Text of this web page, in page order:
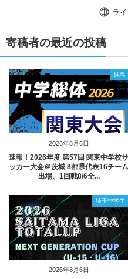
ラ
寄稿者の最近の投稿
2026年8月6日
群馬
速報！2026年度 第57回 関東中学校サ
ッカー大会＠茨城 8都県代表16チーム
出場、1回戦8/6全...
2026年8月6日
埼玉中学生